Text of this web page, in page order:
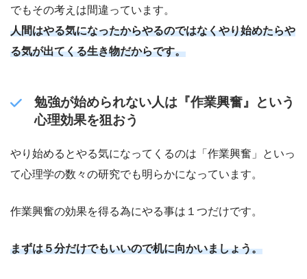
でもその考えは間違っています。
人間はやる気になったからやるのではなくやり始めたらや
る気が出てくる生き物だからです。
勉強が始められない人は『作業興奮』という
心理効果を狙おう
やり始めるとやる気になってくるのは「作業興奮」といっ
て心理学の数々の研究でも明らかになっています。
作業興奮の効果を得る為にやる事は１つだけです。
まずは５分だけでもいいので机に向かいましょう。